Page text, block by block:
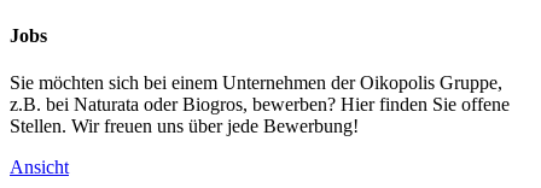
Jobs
Sie möchten sich bei einem Unternehmen der Oikopolis Gruppe,
z.B. bei Naturata oder Biogros, bewerben? Hier finden Sie offene
Stellen. Wir freuen uns über jede Bewerbung!
Ansicht